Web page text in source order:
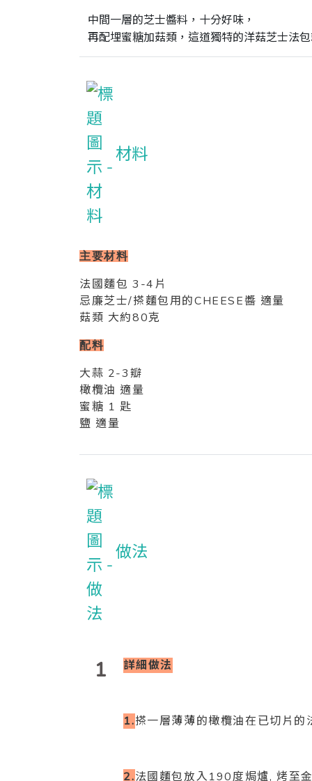
中間一層的芝士醬料，十分好味，
再配埋蜜糖加菇類，這道獨特的洋菇芝士法
材料
主要材料
法國麵包 3-4片
忌廉芝士/搽麵包用的CHEESE醬 適量
菇類 大約80克
配料
大蒜 2-3瓣
橄欖油 適量
蜜糖 1 匙
鹽 適量
做法
1 詳細做法
1.搽一層薄薄的橄欖油在已切片的
2.法國麵包放入190度焗爐, 烤至